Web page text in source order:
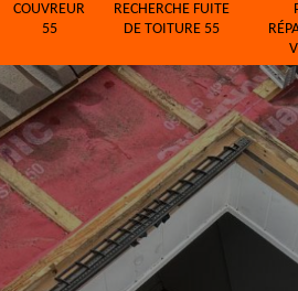
COUVREUR
55
RECHERCHE FUITE
DE TOITURE 55